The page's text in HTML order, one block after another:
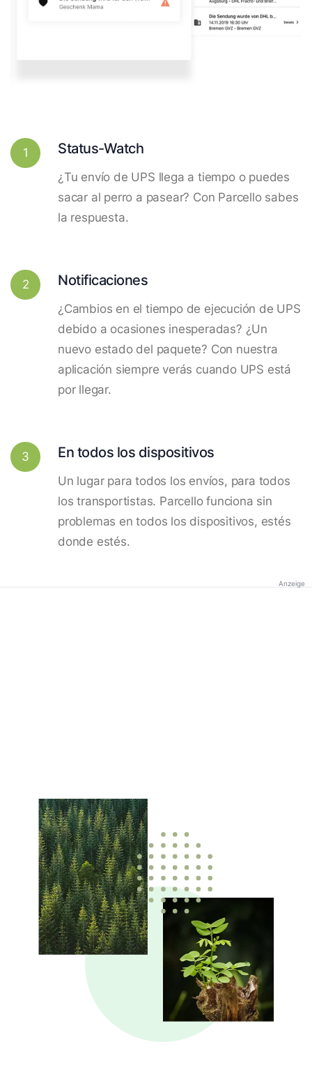
1 Status-Watch
¿Tu envío de UPS llega a tiempo o puedes
sacar al perro a pasear? Con Parcello sabes
la respuesta.
2 Notificaciones
¿Cambios en el tiempo de ejecución de UPS
debido a ocasiones inesperadas? ¿Un
nuevo estado del paquete? Con nuestra
aplicación siempre verás cuando UPS está
por llegar.
3 En todos los dispositivos
Un lugar para todos los envíos, para todos
los transportistas. Parcello funciona sin
problemas en todos los dispositivos, estés
donde estés.
Anzeige